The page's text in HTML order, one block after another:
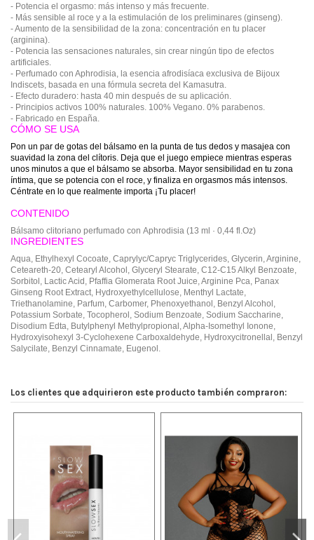
- Potencia el orgasmo: más intenso y más frecuente.
- Más sensible al roce y a la estimulación de los preliminares (ginseng).
- Aumento de la sensibilidad de la zona: concentración en tu placer
(arginina).
- Potencia las sensaciones naturales, sin crear ningún tipo de efectos
artificiales.
- Perfumado con Aphrodisia, la esencia afrodisíaca exclusiva de Bijoux
Indiscets, basada en una fórmula secreta del Kamasutra.
- Efecto duradero: hasta 40 min después de su aplicación.
- Principios activos 100% naturales. 100% Vegano. 0% parabenos.
- Fabricado en España.
CÓMO SE USA
Pon un par de gotas del bálsamo en la punta de tus dedos y masajea con
suavidad la zona del clítoris. Deja que el juego empiece mientras esperas
unos minutos a que el bálsamo se absorba. Mayor sensibilidad en tu zona
íntima, que se potencia con el roce, y finaliza en orgasmos más intensos.
Céntrate en lo que realmente importa ¡Tu placer!
CONTENIDO
Bálsamo clitoriano perfumado con Aphrodisia (13 ml · 0,44 fl.Oz)
INGREDIENTES
Aqua, Ethylhexyl Cocoate, Caprylyc/Capryc Triglycerides, Glycerin, Arginine,
Ceteareth-20, Cetearyl Alcohol, Glyceryl Stearate, C12-C15 Alkyl Benzoate,
Sorbitol, Lactic Acid, Pfaffia Glomerata Root Juice, Arginine Pca, Panax
Ginseng Root Extract, Hydroxyethylcellulose, Menthyl Lactate,
Triethanolamine, Parfum, Carbomer, Phenoxyethanol, Benzyl Alcohol,
Potassium Sorbate, Tocopherol, Sodium Benzoate, Sodium Saccharine,
Disodium Edta, Butylphenyl Methylpropional, Alpha-Isomethyl Ionone,
Hydroxyisohexyl 3-Cyclohexene Carboxaldehyde, Hydroxycitronellal, Benzyl
Salycilate, Benzyl Cinnamate, Eugenol.
Los clientes que adquirieron este producto también compraron: